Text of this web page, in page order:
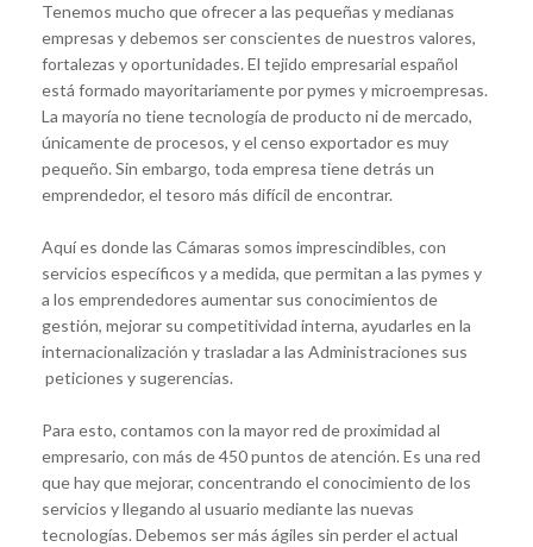
Tenemos mucho que ofrecer a las pequeñas y medianas
empresas y debemos ser conscientes de nuestros valores,
fortalezas y oportunidades. El tejido empresarial español
está formado mayoritariamente por pymes y microempresas.
La mayoría no tiene tecnología de producto ni de mercado,
únicamente de procesos, y el censo exportador es muy
pequeño. Sin embargo, toda empresa tiene detrás un
emprendedor, el tesoro más difícil de encontrar.
Aquí es donde las Cámaras somos imprescindibles, con
servicios específicos y a medida, que permitan a las pymes y
a los emprendedores aumentar sus conocimientos de
gestión, mejorar su competitividad interna, ayudarles en la
internacionalización y trasladar a las Administraciones sus
peticiones y sugerencias.
Para esto, contamos con la mayor red de proximidad al
empresario, con más de 450 puntos de atención. Es una red
que hay que mejorar, concentrando el conocimiento de los
servicios y llegando al usuario mediante las nuevas
tecnologías. Debemos ser más ágiles sin perder el actual